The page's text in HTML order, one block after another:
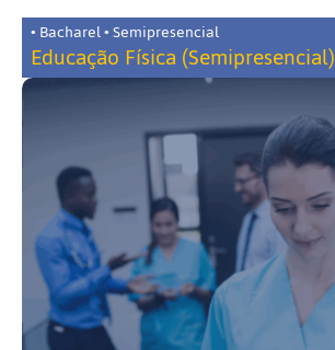
• Bacharel • Semipresencial
Educação Física (Semipresencial)